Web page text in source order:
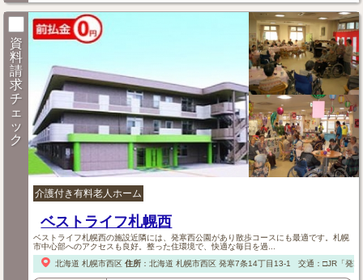
資
料
請
求
チ
ェ
ッ
ク
介護付き有料老人ホーム
ベストライフ札幌西
ベストライフ札幌西の施設近隣には、発寒西公園があり散歩コースにも最適です。札幌
市中心部へのアクセスも良好。整った住環境で、快適な毎日を過...
北海道 札幌市西区 住所： 北海道 札幌市西区発寒7条14丁目13-1 交通：□JR「発